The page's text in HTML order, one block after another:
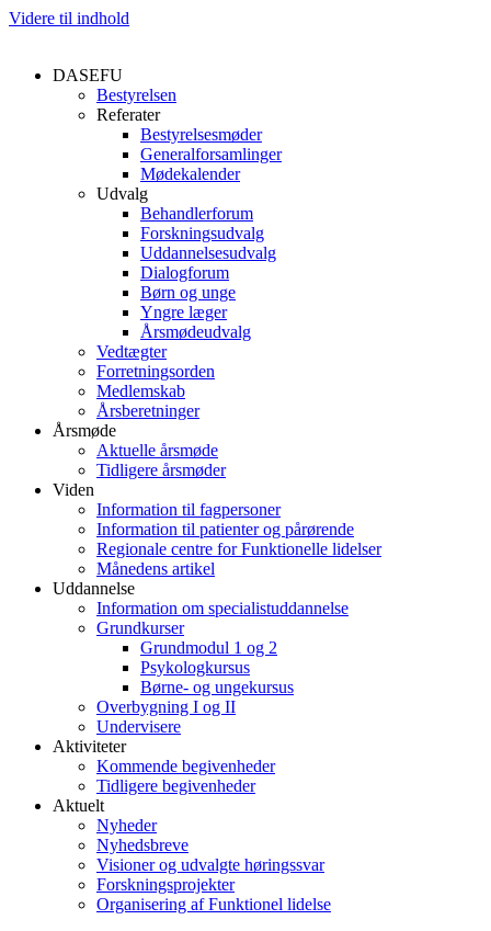
Videre til indhold
DASEFU
Bestyrelsen
Referater
Bestyrelsesmøder
Generalforsamlinger
Mødekalender
Udvalg
Behandlerforum
Forskningsudvalg
Uddannelsesudvalg
Dialogforum
Børn og unge
Yngre læger
Årsmødeudvalg
Vedtægter
Forretningsorden
Medlemskab
Årsberetninger
Årsmøde
Aktuelle årsmøde
Tidligere årsmøder
Viden
Information til fagpersoner
Information til patienter og pårørende
Regionale centre for Funktionelle lidelser
Månedens artikel
Uddannelse
Information om specialistuddannelse
Grundkurser
Grundmodul 1 og 2
Psykologkursus
Børne- og ungekursus
Overbygning I og II
Undervisere
Aktiviteter
Kommende begivenheder
Tidligere begivenheder
Aktuelt
Nyheder
Nyhedsbreve
Visioner og udvalgte høringssvar
Forskningsprojekter
Organisering af Funktionel lidelse